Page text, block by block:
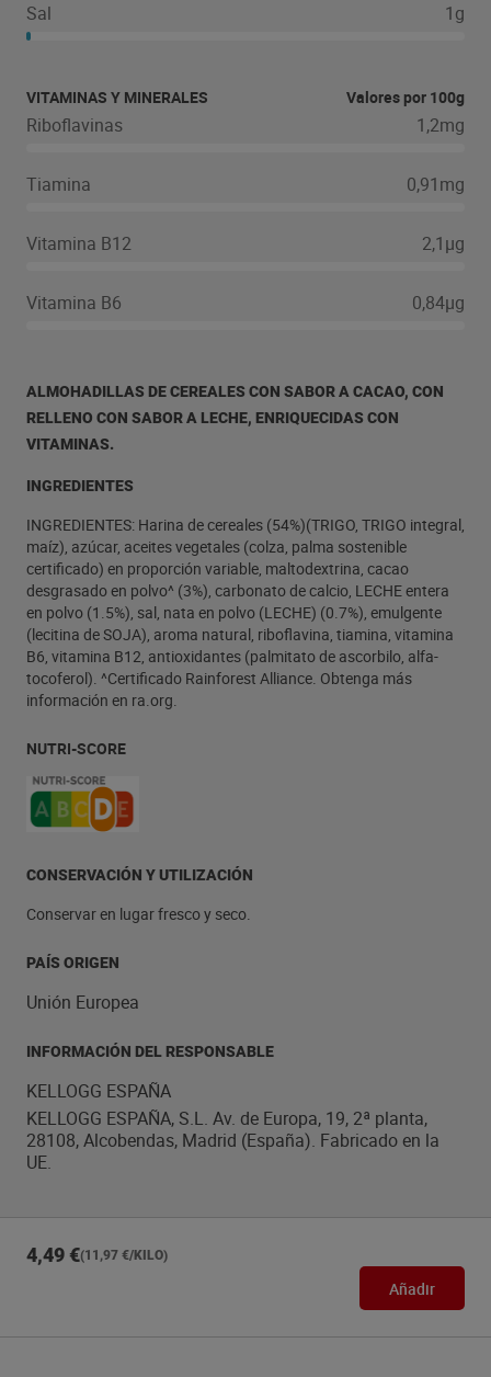
Sal 1g
VITAMINAS Y MINERALES Valores por 100g
Riboflavinas 1,2mg
Tiamina 0,91mg
Vitamina B12 2,1µg
Vitamina B6 0,84µg
ALMOHADILLAS DE CEREALES CON SABOR A CACAO, CON
RELLENO CON SABOR A LECHE, ENRIQUECIDAS CON
VITAMINAS.
INGREDIENTES
INGREDIENTES: Harina de cereales (54%)(TRIGO, TRIGO integral,
maíz), azúcar, aceites vegetales (colza, palma sostenible
certificado) en proporción variable, maltodextrina, cacao
desgrasado en polvo^ (3%), carbonato de calcio, LECHE entera
en polvo (1.5%), sal, nata en polvo (LECHE) (0.7%), emulgente
(lecitina de SOJA), aroma natural, riboflavina, tiamina, vitamina
B6, vitamina B12, antioxidantes (palmitato de ascorbilo, alfa-
tocoferol). ^Certificado Rainforest Alliance. Obtenga más
información en ra.org.
NUTRI-SCORE
CONSERVACIÓN Y UTILIZACIÓN
Conservar en lugar fresco y seco.
PAÍS ORIGEN
Unión Europea
INFORMACIÓN DEL RESPONSABLE
KELLOGG ESPAÑA
KELLOGG ESPAÑA, S.L. Av. de Europa, 19, 2ª planta,
28108, Alcobendas, Madrid (España). Fabricado en la
UE.
4,49 €(11,97 €/KILO)
Añadir